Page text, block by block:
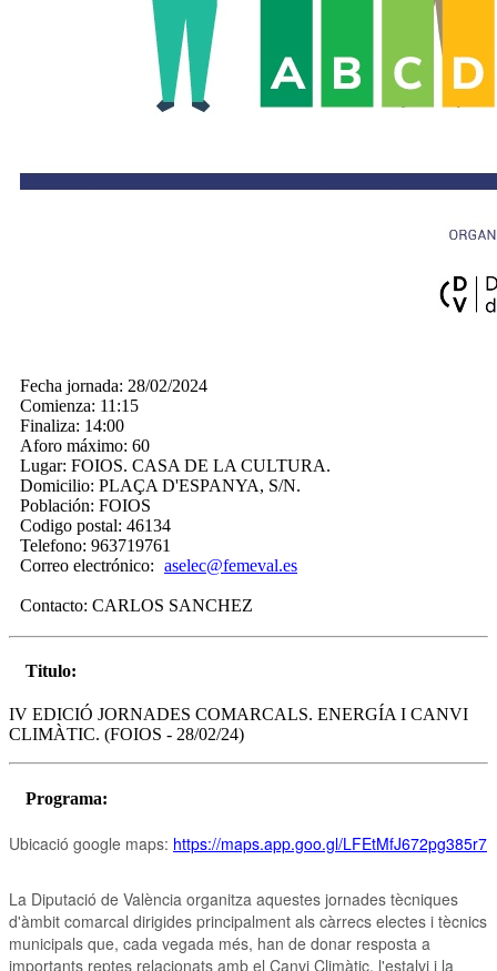
Fecha jornada: 28/02/2024
Comienza: 11:15
Finaliza: 14:00
Aforo máximo: 60
Lugar: FOIOS. CASA DE LA CULTURA.
Domicilio: PLAÇA D'ESPANYA, S/N.
Población: FOIOS
Codigo postal: 46134
Telefono: 963719761
Correo electrónico: aselec@femeval.es
Contacto: CARLOS SANCHEZ
Titulo:
IV EDICIÓ JORNADES COMARCALS. ENERGÍA I CANVI
CLIMÀTIC. (FOIOS - 28/02/24)
Programa:
Ubicació google maps: https://maps.app.goo.gl/LFEtMfJ672pg385r7
La Diputació de València organitza aquestes jornades tècniques
d'àmbit comarcal dirigides principalment als càrrecs electes i tècnics
municipals que, cada vegada més, han de donar resposta a
importants reptes relacionats amb el Canvi Climàtic, l'estalvi i la